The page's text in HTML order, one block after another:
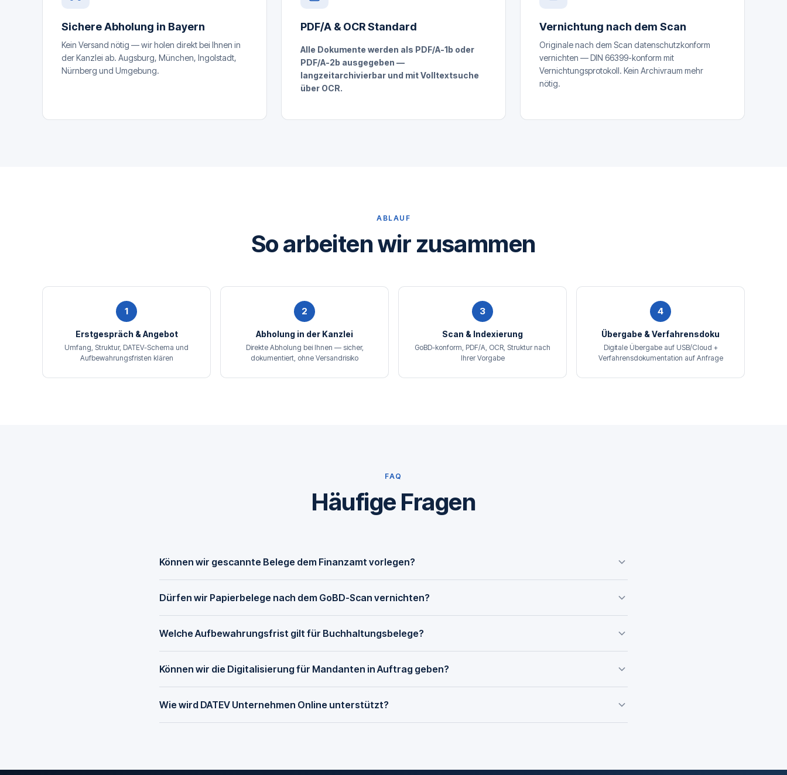
Sichere Abholung in Bayern
Kein Versand nötig — wir holen direkt bei Ihnen in
der Kanzlei ab. Augsburg, München, Ingolstadt,
Nürnberg und Umgebung.
PDF/A & OCR Standard
Alle Dokumente werden als PDF/A-1b oder
PDF/A-2b ausgegeben —
langzeitarchivierbar und mit Volltextsuche
über OCR.
Vernichtung nach dem Scan
Originale nach dem Scan datenschutzkonform
vernichten — DIN 66399-konform mit
Vernichtungsprotokoll. Kein Archivraum mehr
nötig.
ABLAUF
So arbeiten wir zusammen
1
Erstgespräch & Angebot
Umfang, Struktur, DATEV-Schema und
Aufbewahrungsfristen klären
2
Abholung in der Kanzlei
Direkte Abholung bei Ihnen — sicher,
dokumentiert, ohne Versandrisiko
3
Scan & Indexierung
GoBD-konform, PDF/A, OCR, Struktur nach
Ihrer Vorgabe
4
Übergabe & Verfahrensdoku
Digitale Übergabe auf USB/Cloud +
Verfahrensdokumentation auf Anfrage
FAQ
Häufige Fragen
Können wir gescannte Belege dem Finanzamt vorlegen?
Dürfen wir Papierbelege nach dem GoBD-Scan vernichten?
Welche Aufbewahrungsfrist gilt für Buchhaltungsbelege?
Können wir die Digitalisierung für Mandanten in Auftrag geben?
Wie wird DATEV Unternehmen Online unterstützt?